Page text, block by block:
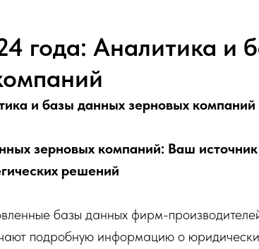
года: Аналитика и
и базы данных зерновых компаний
зерновых компаний: Ваш источник
решений
базы данных фирм-
подробную информацию о